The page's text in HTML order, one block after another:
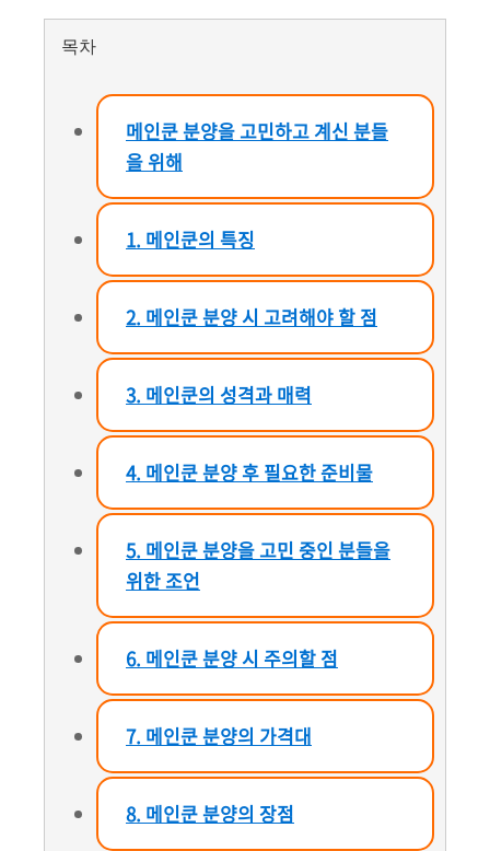
목차
메인쿤 분양을 고민하고 계신 분들
을 위해
1. 메인쿤의 특징
2. 메인쿤 분양 시 고려해야 할 점
3. 메인쿤의 성격과 매력
4. 메인쿤 분양 후 필요한 준비물
5. 메인쿤 분양을 고민 중인 분들을
위한 조언
6. 메인쿤 분양 시 주의할 점
7. 메인쿤 분양의 가격대
8. 메인쿤 분양의 장점